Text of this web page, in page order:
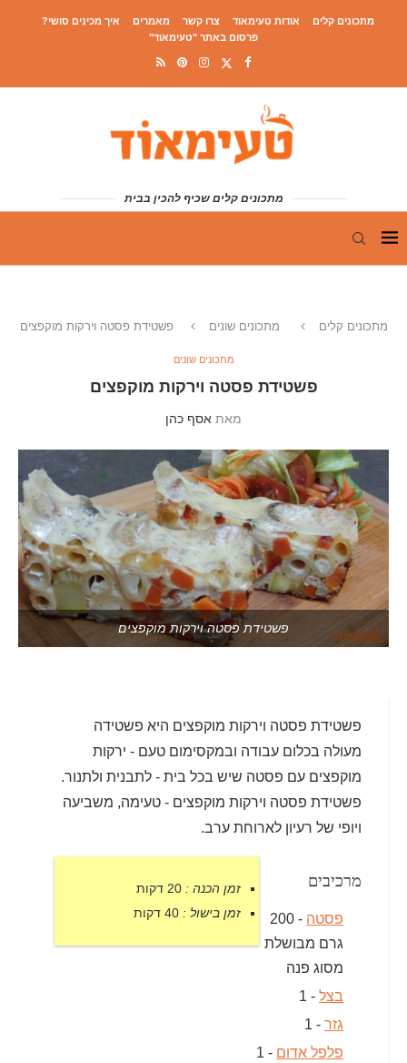
מתכונים קלים אודות טעימאוד צרו קשר מאמרים
איך מכינים סושי?
פרסום באתר "טעימאוד"
מתכונים קלים שכיף להכין בבית
מתכונים קלים מתכונים שונים פשטידת פסטה וירקות מוקפצים
מתכונים שונים
פשטידת פסטה וירקות מוקפצים
מאת אסף כהן
פשטידת פסטה וירקות מוקפצים
פשטידת פסטה וירקות מוקפצים היא פשטידה
מעולה בכלום עבודה ובמקסימום טעם - ירקות
מוקפצים עם פסטה שיש בכל בית - לתבנית ולתנור.
פשטידת פסטה וירקות מוקפצים - טעימה, משביעה
ויופי של רעיון לארוחת ערב.
זמן הכנה : 20 דקות
זמן בישול : 40 דקות
מרכיבים
פסטה
- 200
גרם מבושלת
מסוג פנה
בצל - 1
גזר - 1
פלפל אדום - 1